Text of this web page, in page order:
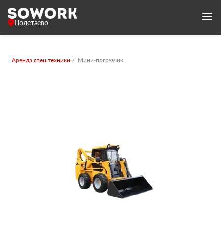
Полетаево
Аренда спец.техники Мини-погрузчик